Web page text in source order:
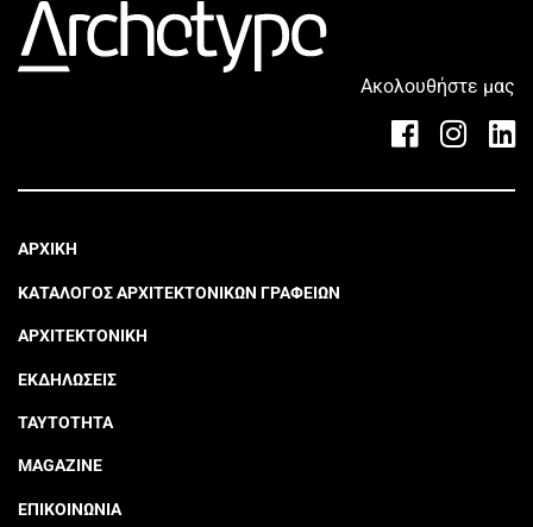
Ακολουθήστε μας
ΑΡΧΙΚΗ
ΚΑΤΑΛΟΓΟΣ ΑΡΧΙΤΕΚΤΟΝΙΚΩΝ ΓΡΑΦΕΙΩΝ
ΑΡΧΙΤΕΚΤΟΝΙΚΗ
ΕΚΔΗΛΩΣΕΙΣ
ΤΑΥΤΟΤΗΤΑ
MAGAZINE
ΕΠΙΚΟΙΝΩΝΙΑ